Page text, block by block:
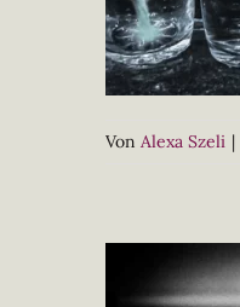
Von Alexa Szeli |